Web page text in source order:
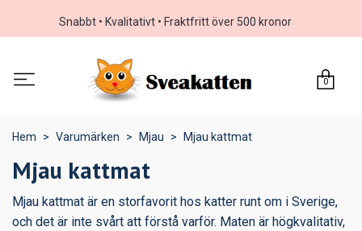
Snabbt • Kvalitativt • Fraktfritt över 500 kronor
0
Hem Varumärken Mjau Mjau kattmat
Mjau kattmat
Mjau kattmat är en storfavorit hos katter runt om i Sverige,
och det är inte svårt att förstå varför. Maten är högkvalitativ,